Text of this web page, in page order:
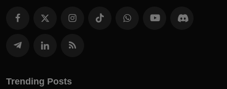
Trending Posts